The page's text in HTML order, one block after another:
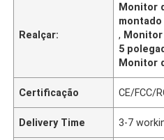
Realçar:
Monitor
,
5
Monitor
Certificação CE/FCC/
Delivery Time 3-7